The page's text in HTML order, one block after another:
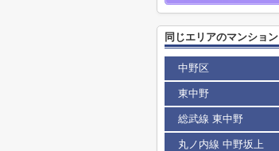
同じエリアのマンション
中野区
東中野
総武線 東中野
丸ノ内線 中野坂上